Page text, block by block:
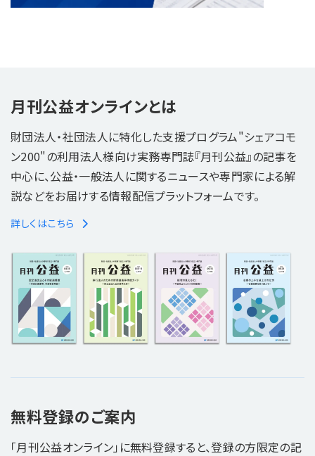
月刊公益オンラインとは
財団法人・社団法人に特化した支援プログラム"シェアコモ
ン200"の利用法人様向け実務専門誌『月刊公益』の記事を
中心に、公益・一般法人に関するニュースや専門家による解
説などをお届けする情報配信プラットフォームです。
詳しくはこちら
無料登録のご案内
「月刊公益オンライン」に無料登録すると、登録の方限定の記